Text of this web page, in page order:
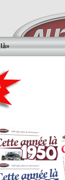
Afficher articles
publication
SPORT AUTO